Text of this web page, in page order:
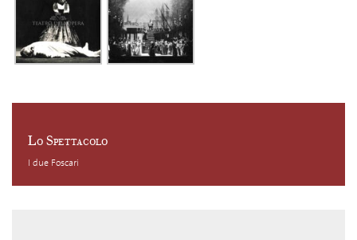
Lo Spettacolo
I due Foscari